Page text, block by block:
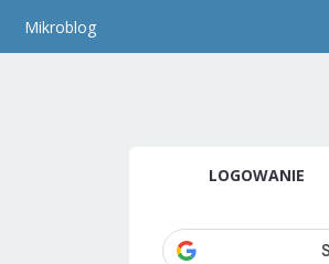
Mikroblog
LOGOWANIE